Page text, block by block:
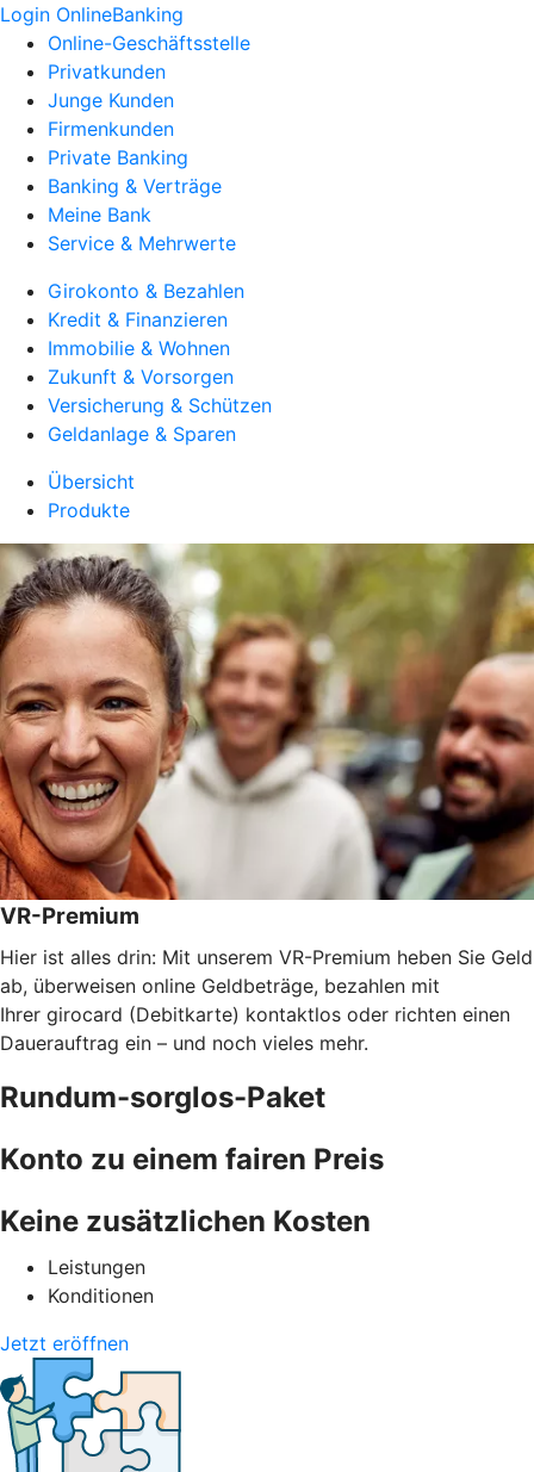
Login OnlineBanking
Online-Geschäftsstelle
Privatkunden
Junge Kunden
Firmenkunden
Private Banking
Banking & Verträge
Meine Bank
Service & Mehrwerte
Girokonto & Bezahlen
Kredit & Finanzieren
Immobilie & Wohnen
Zukunft & Vorsorgen
Versicherung & Schützen
Geldanlage & Sparen
Übersicht
Produkte
VR-Premium
Hier ist alles drin: Mit unserem VR-Premium heben Sie Geld
ab, überweisen online Geldbeträge, bezahlen mit
Ihrer girocard (Debitkarte) kontaktlos oder richten einen
Dauerauftrag ein – und noch vieles mehr.
Rundum-sorglos-Paket
Konto zu einem fairen Preis
Keine zusätzlichen Kosten
Leistungen
Konditionen
Jetzt eröffnen